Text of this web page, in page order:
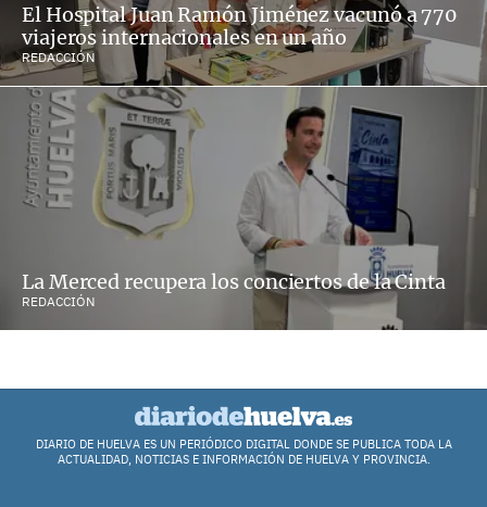
El Hospital Juan Ramón Jiménez vacunó a 770
viajeros internacionales en un año
REDACCIÓN
La Merced recupera los conciertos de la Cinta
REDACCIÓN
DIARIO DE HUELVA ES UN PERIÓDICO DIGITAL DONDE SE PUBLICA TODA LA
ACTUALIDAD, NOTICIAS E INFORMACIÓN DE HUELVA Y PROVINCIA.